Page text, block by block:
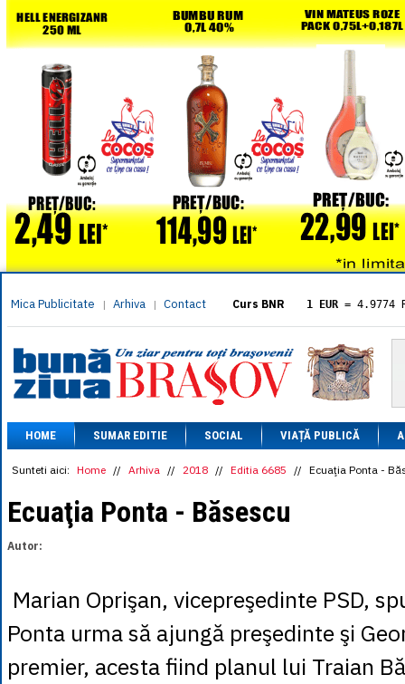
Mica Publicitate | Arhiva | Contact Curs BNR 1 EUR = 4.9774
= 5.8304
1 XAU= 464.4611
1 AED= 1.1933
1 AUD= 2.7957
1 BGN= 2.5449
1 CAD= 3.1559
1 CHF= 5.2813
1 CNY= 0.6015
1 MDL = 0.2538
= 0.2227
1 NOK = 0.4191
= 2.6097
1 PLN= 1.1646
HOME SUMAR EDITIE SOCIAL VIAȚĂ PUBLICĂ
Sunteti aici: Home // Arhiva // 2018 // Editia 6685 // Ecuaţia Ponta -
Ecuaţia Ponta - Băsescu
Autor:
Marian Oprişan, vicepreşedinte PSD,
Ponta urma să ajungă preşedinte şi
premier, acesta fiind planul lui Traian